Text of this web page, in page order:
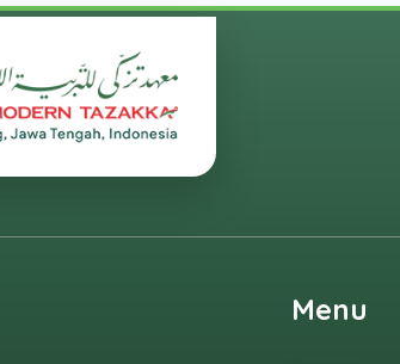
Menu